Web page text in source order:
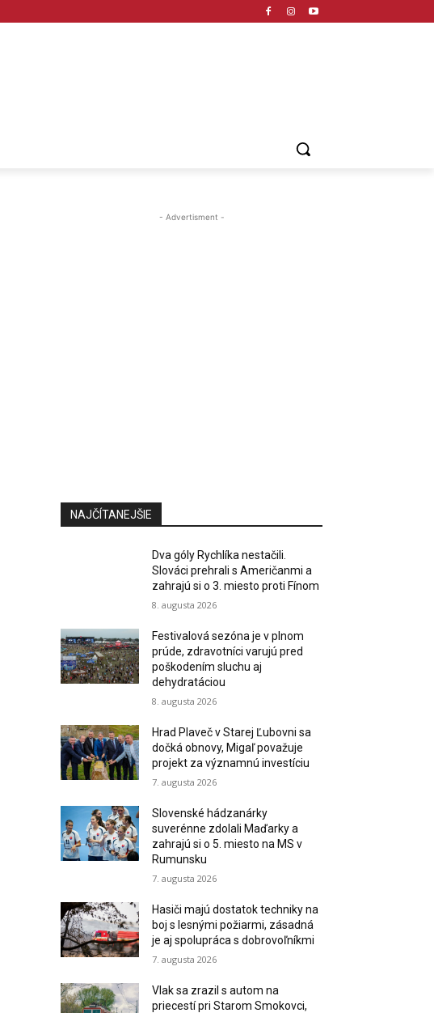
- Advertisment -
NAJČÍTANEJŠIE
Dva góly Rychlíka nestačili.
Slováci prehrali s Američanmi a
zahrajú si o 3. miesto proti Fínom
8. augusta 2026
Festivalová sezóna je v plnom
prúde, zdravotníci varujú pred
poškodením sluchu aj
dehydratáciou
8. augusta 2026
Hrad Plaveč v Starej Ľubovni sa
dočká obnovy, Migaľ považuje
projekt za významnú investíciu
7. augusta 2026
Slovenské hádzanárky
suverénne zdolali Maďarky a
zahrajú si o 5. miesto na MS v
Rumunsku
7. augusta 2026
Hasiči majú dostatok techniky na
boj s lesnými požiarmi, zásadná
je aj spolupráca s dobrovoľníkmi
7. augusta 2026
Vlak sa zrazil s autom na
priecestí pri Starom Smokovci,